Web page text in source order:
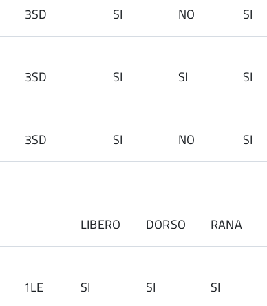
3SD SI NO SI
3SD SI SI SI
3SD SI NO SI
LIBERO DORSO RANA
1LE SI SI SI